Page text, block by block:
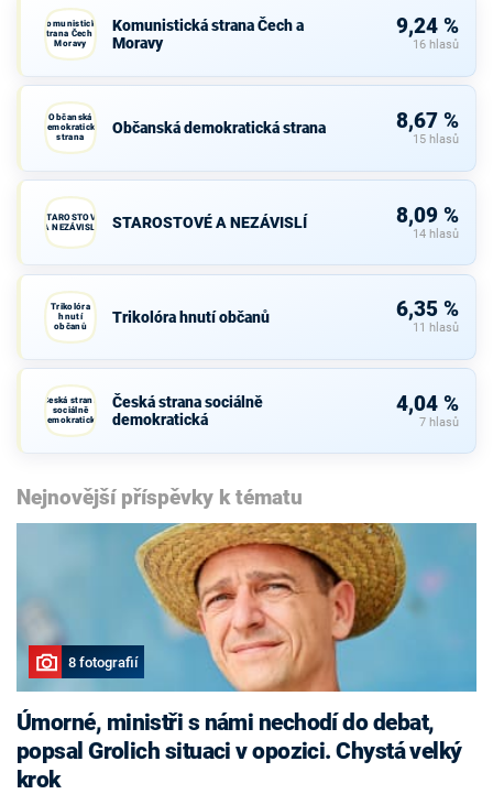
Komunistická
strana Čech a
Moravy
Komunistická strana Čech a
Moravy
9,24 %
16 hlasů
Občanská
demokratická
strana
Občanská demokratická strana 8,67 %
15 hlasů
STAROSTOVÉ
A NEZÁVISLÍ
STAROSTOVÉ A NEZÁVISLÍ 8,09 %
14 hlasů
Trikolóra
hnutí
občanů
Trikolóra hnutí občanů 6,35 %
11 hlasů
Česká strana
sociálně
demokratická
Česká strana sociálně
demokratická
4,04 %
7 hlasů
Nejnovější příspěvky k tématu
8 fotografií
Úmorné, ministři s námi nechodí do debat,
popsal Grolich situaci v opozici. Chystá velký
krok